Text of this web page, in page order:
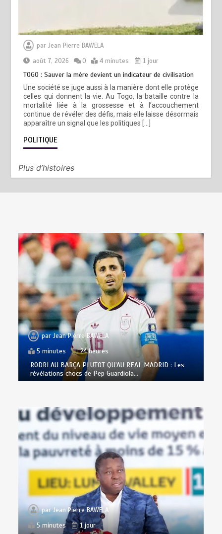
parJean Pierre BAWELA
août 7, 2026
0 4 minutes 1 jour
TOGO : Sauver la mère devient un indicateur de civilisation
Une société se juge aussi à la manière dont elle protège
celles qui donnent la vie. Au Togo, la bataille contre la
mortalité liée à la grossesse et à l’accouchement
continue de révéler des défis, mais elle laisse désormais
apparaître un signal que les politiques […]
POLITIQUE
Plus d’histoires
parJean Pierre BAWELA
5 minutes
24 heures
RODRI AU BARÇA PLUTOT QU’AU REAL MADRID : Les
révélations chocs de Pep Guardiola…
parJean Pierre BAWELA
5 minutes
1 jour